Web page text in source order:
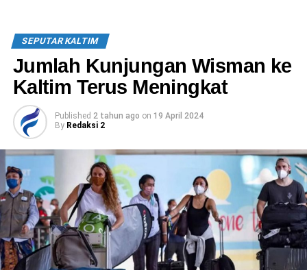
SEPUTAR KALTIM
Jumlah Kunjungan Wisman ke
Kaltim Terus Meningkat
Published 2 tahun ago on 19 April 2024
By Redaksi 2